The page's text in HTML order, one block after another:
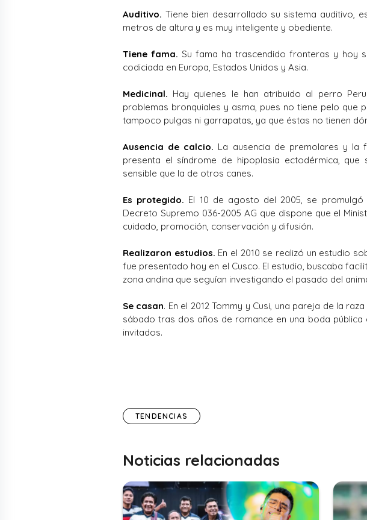
Auditivo. Tiene bien desarrollado su sistema auditivo,
metros de altura y es muy inteligente y obediente.
Tiene fama. Su fama ha trascendido fronteras y hoy
codiciada en Europa, Estados Unidos y Asia.
Medicinal. Hay quienes le han atribuido al perro
problemas bronquiales y asma, pues no tiene pelo que
tampoco pulgas ni garrapatas, ya que éstas no tienen
Ausencia de calcio. La ausencia de premolares y la
presenta el síndrome de hipoplasia ectodérmica,
sensible que la de otros canes.
Es protegido. El 10 de agosto del 2005, se
Decreto Supremo 036-2005 AG que dispone que el
cuidado, promoción, conservación y difusión.
Realizaron estudios. En el 2010 se realizó un estudio
fue presentado hoy en el Cusco. El estudio, buscaba
zona andina que seguían investigando el pasado del
Se casan. En el 2012 Tommy y Cusi, una pareja de la
sábado tras dos años de romance en una boda
invitados.
TENDENCIAS
Noticias relacionadas